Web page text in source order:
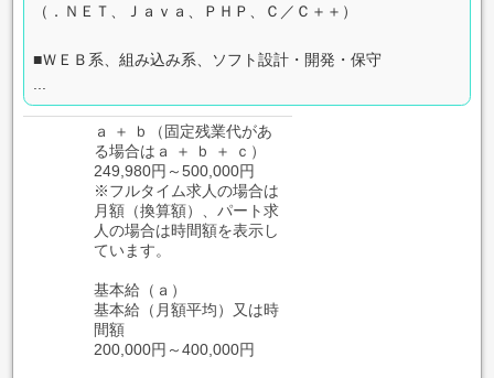
（．ＮＥＴ、Ｊａｖａ、ＰＨＰ、Ｃ／Ｃ＋＋）
■ＷＥＢ系、組み込み系、ソフト設計・開発・保守
ａ ＋ ｂ（固定残業代があ
る場合はａ ＋ ｂ ＋ ｃ）
249,980円～500,000円
※フルタイム求人の場合は
月額（換算額）、パート求
人の場合は時間額を表示し
ています。
基本給（ａ）
基本給（月額平均）又は時
間額
200,000円～400,000円